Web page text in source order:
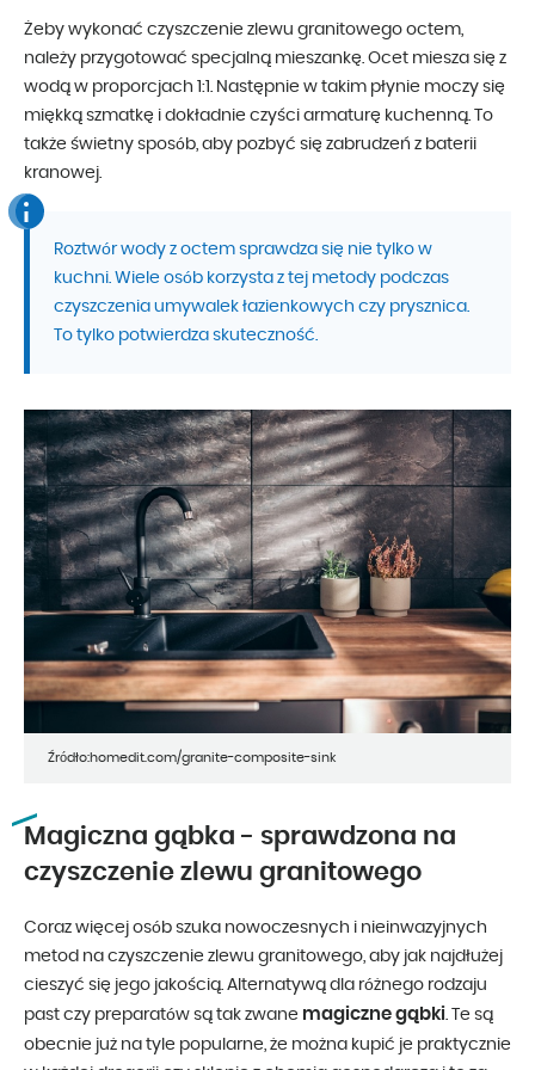
Żeby wykonać czyszczenie zlewu granitowego octem,
należy przygotować specjalną mieszankę. Ocet miesza się z
wodą w proporcjach 1:1. Następnie w takim płynie moczy się
miękką szmatkę i dokładnie czyści armaturę kuchenną. To
także świetny sposób, aby pozbyć się zabrudzeń z baterii
kranowej.
Roztwór wody z octem sprawdza się nie tylko w
kuchni. Wiele osób korzysta z tej metody podczas
czyszczenia umywalek łazienkowych czy prysznica.
To tylko potwierdza skuteczność.
Źródło:homedit.com/granite-composite-sink
Magiczna gąbka - sprawdzona na
czyszczenie zlewu granitowego
Coraz więcej osób szuka nowoczesnych i nieinwazyjnych
metod na czyszczenie zlewu granitowego, aby jak najdłużej
cieszyć się jego jakością. Alternatywą dla różnego rodzaju
past czy preparatów są tak zwane magiczne gąbki. Te są
obecnie już na tyle popularne, że można kupić je praktycznie